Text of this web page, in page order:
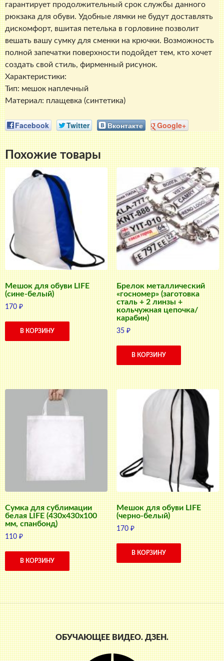
гарантирует продолжительный срок службы данного
рюкзака для обуви. Удобные лямки не будут доставлять
дискомфорт, вшитая петелька в горловине позволит
вешать вашу сумку для сменки на крючки. Возможность
полной запечатки поверхности подойдет тем, кто хочет
создать свой стиль, фирменный рисунок.
Характеристики:
Тип: мешок наплечный
Материал: плащевка (синтетика)
Facebook Twitter Вконтакте Google+
Похожие товары
Мешок для обуви LIFE
(сине-белый)
170₽
В КОРЗИНУ
Брелок металлический
«госномер» (заготовка
сталь + 2 линзы +
кольчужная цепочка/
карабин)
35₽
В КОРЗИНУ
Сумка для сублимации
белая LIFE (430x430x100
мм, спанбонд)
110₽
В КОРЗИНУ
Мешок для обуви LIFE
(черно-белый)
170₽
В КОРЗИНУ
ОБУЧАЮЩЕЕ ВИДЕО. ДЗЕН.